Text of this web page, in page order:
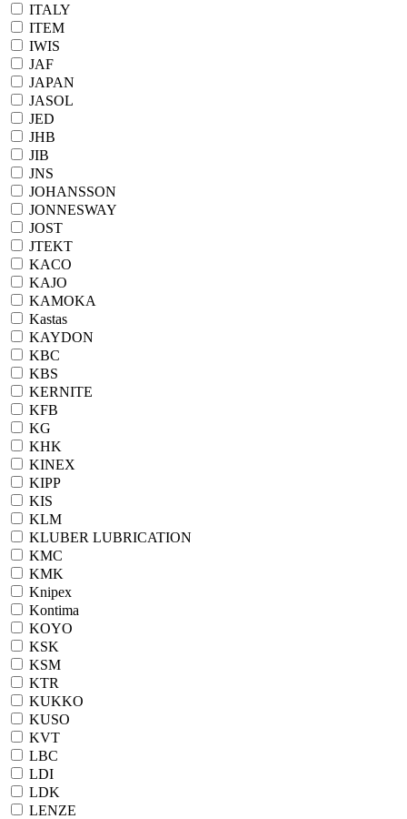
ITALY
ITEM
IWIS
JAF
JAPAN
JASOL
JED
JHB
JIB
JNS
JOHANSSON
JONNESWAY
JOST
JTEKT
KACO
KAJO
KAMOKA
Kastas
KAYDON
KBC
KBS
KERNITE
KFB
KG
KHK
KINEX
KIPP
KIS
KLM
KLUBER LUBRICATION
KMC
KMK
Knipex
Kontima
KOYO
KSK
KSM
KTR
KUKKO
KUSO
KVT
LBC
LDI
LDK
LENZE